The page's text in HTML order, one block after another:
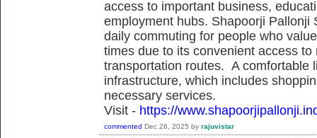
access to important business,
employment hubs. Shapoorji Pallonji
daily commuting for people who
times due to its convenient access
transportation routes. A comfortable
infrastructure, which includes
necessary services.
Visit - https://
commented Dec 26, 2025 by rajuvistar